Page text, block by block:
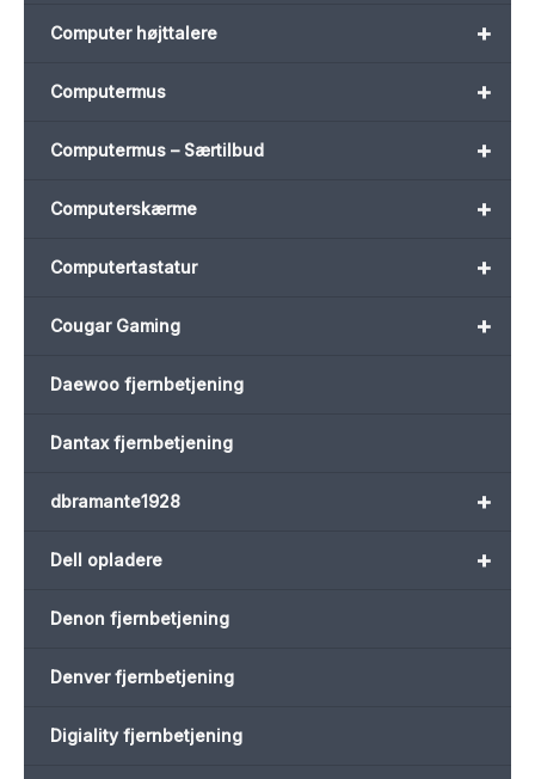
+
Computer højttalere
+
Computermus
+
Computermus – Særtilbud
+
Computerskærme
+
Computertastatur
+
Cougar Gaming
Daewoo fjernbetjening
Dantax fjernbetjening
+
dbramante1928
+
Dell opladere
Denon fjernbetjening
Denver fjernbetjening
Digiality fjernbetjening